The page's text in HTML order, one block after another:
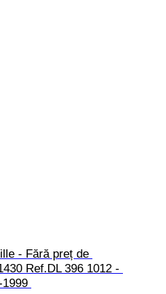
- Fără preț de
Ref.DL 396 1012 -